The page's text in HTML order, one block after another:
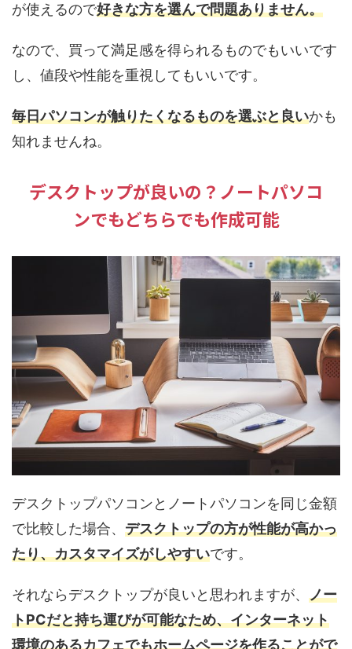
が使えるので好きな方を選んで問題ありません。
なので、買って満足感を得られるものでもいいです
し、値段や性能を重視してもいいです。
毎日パソコンが触りたくなるものを選ぶと良いかも
知れませんね。
デスクトップが良いの？ノートパソコ
ンでもどちらでも作成可能
デスクトップパソコンとノートパソコンを同じ金額
で比較した場合、 デスクトップの方が性能が高かっ
たり、カスタマイズがしやすいです。
それならデスクトップが良いと思われますが、 ノー
トPCだと持ち運びが可能なため、インターネット
環境のあるカフェでもホームページを作ることがで